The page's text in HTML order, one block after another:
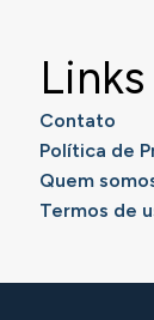
Contato
Política de
Quem
Termos de